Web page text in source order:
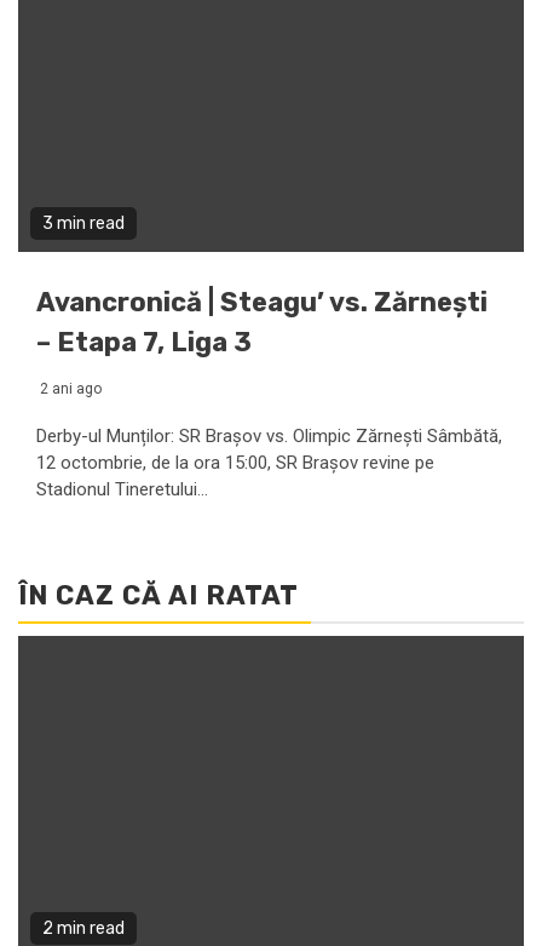
3 min read
Avancronică | Steagu’ vs. Zărnești
– Etapa 7, Liga 3
2 ani ago
Derby-ul Munților: SR Brașov vs. Olimpic Zărnești Sâmbătă,
12 octombrie, de la ora 15:00, SR Brașov revine pe
Stadionul Tineretului...
ÎN CAZ CĂ AI RATAT
2 min read